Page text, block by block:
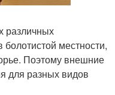
различных
болотистой местности,
Поэтому внешние
для разных видов